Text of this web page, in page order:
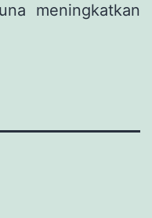
meningkatkan